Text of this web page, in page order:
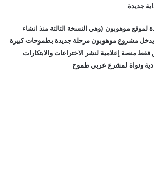
جديدة
لموقع موهوبون (وهي النسخة الثالثة منذ انشاء
في العام 2007) يدخل مشروع موهوبون مرحلة جديدة بطموحات كبيرة
منصة إعلامية لنشر الاختراعات والابتكارات
ونواة لمشرع عربي طموح